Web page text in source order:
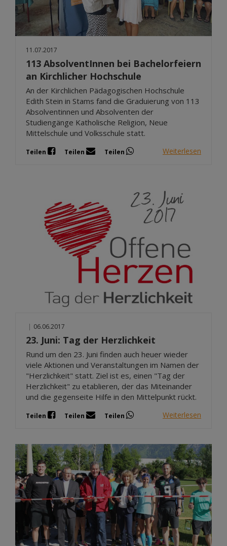
11.07.2017
113 AbsolventInnen bei Bachelorfeiern
an Kirchlicher Hochschule
An der Kirchlichen Pädagogischen Hochschule
Edith Stein in Stams fand die Graduierung von 113
Absolventinnen und Absolventen der
Studiengänge Katholische Religion, Neue
Mittelschule und Volksschule statt.
Teilen Teilen Teilen Weiterlesen
| 06.06.2017
23. Juni: Tag der Herzlichkeit
Rund um den 23. Juni finden auch heuer wieder
viele Aktionen und Veranstaltungen im Namen der
"Herzlichkeit" statt. Ziel ist es, einen "Tag der
Herzlichkeit" zu etablieren, der das Miteinander
und die gegenseite Hilfe in den Mittelpunkt rückt.
Teilen Teilen Teilen Weiterlesen